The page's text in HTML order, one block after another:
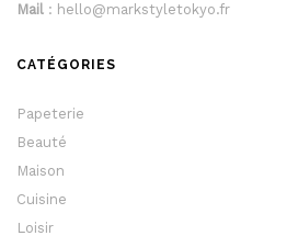
Mail : hello@markstyletokyo.fr
CATÉGORIES
Papeterie
Beauté
Maison
Cuisine
Loisir